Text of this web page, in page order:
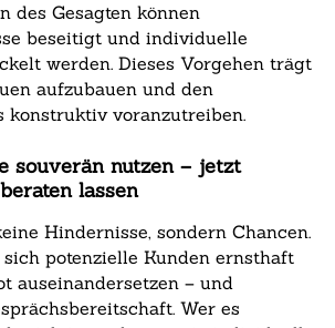
des Gesagten können
beseitigt und individuelle
werden. Dieses Vorgehen trägt
aufzubauen und den
konstruktiv voranzutreiben.
souverän nutzen – jetzt
lassen
Hindernisse, sondern Chancen.
sich potenzielle Kunden ernsthaft
auseinandersetzen – und
Wer es